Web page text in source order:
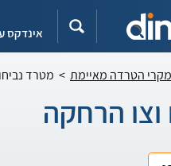
אינדקס
הטרדה מאיימת > מטרד
הרחקה